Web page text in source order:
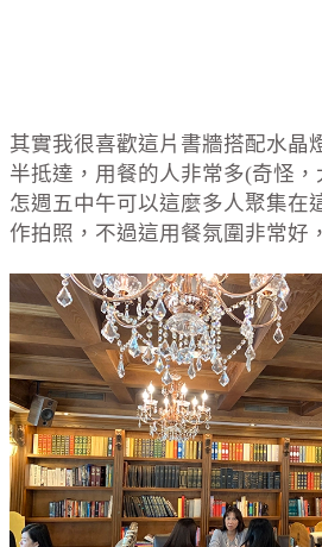
其實我很喜歡這片書牆搭配水晶
半抵達，用餐的人非常多(奇怪，
怎週五中午可以這麼多人聚集在
作拍照，不過這用餐氛圍非常好